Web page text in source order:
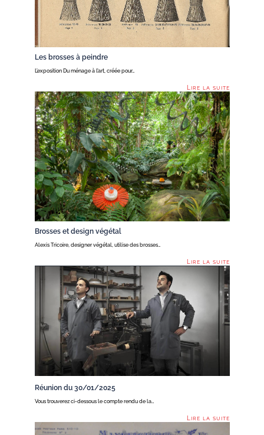
Les brosses à peindre
L’exposition Du ménage à l’art, créée pour…
Lire la suite
Brosses et design végétal
Alexis Tricoire, designer végétal, utilise des brosses…
Lire la suite
Réunion du 30/01/2025
Vous trouverez ci-dessous le compte rendu de la…
Lire la suite